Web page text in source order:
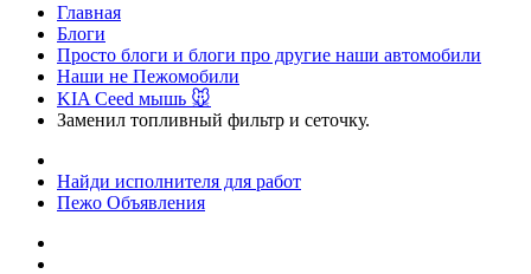
Главная
Блоги
Просто блоги и блоги про другие наши автомобили
Наши не Пежомобили
KIA Ceed мышь 🐭
Заменил топливный фильтр и сеточку.
Найди исполнителя для работ
Пежо Объявления